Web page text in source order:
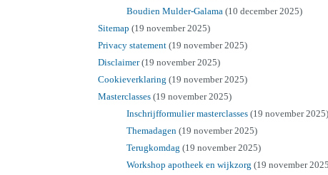
Boudien Mulder-Galama (10 december 2025)
Sitemap (19 november 2025)
Privacy statement (19 november 2025)
Disclaimer (19 november 2025)
Cookieverklaring (19 november 2025)
Masterclasses (19 november 2025)
Inschrijfformulier masterclasses (19 november 2025)
Themadagen (19 november 2025)
Terugkomdag (19 november 2025)
Workshop apotheek en wijkzorg (19 november